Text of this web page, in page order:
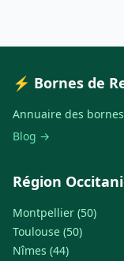
⚡ Bornes de
Annuaire des
Blog →
Région
Montpellier (50)
Toulouse (50)
Nîmes (44)